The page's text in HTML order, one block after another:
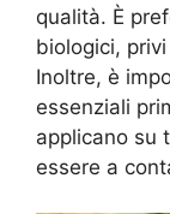
qualità. È
biologici,
Inoltre, è
essenziali
applicano su
essere a